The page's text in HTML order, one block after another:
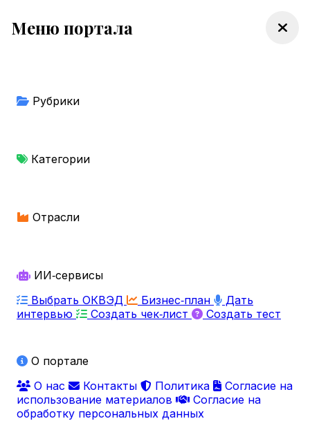
Меню портала
Рубрики
Категории
Отрасли
ИИ‑сервисы
Выбрать ОКВЭД
Бизнес‑план
Дать
интервью
Создать чек‑лист Создать тест
О портале
О нас
Контакты Политика
Согласие на
использование материалов
Согласие на
обработку персональных данных